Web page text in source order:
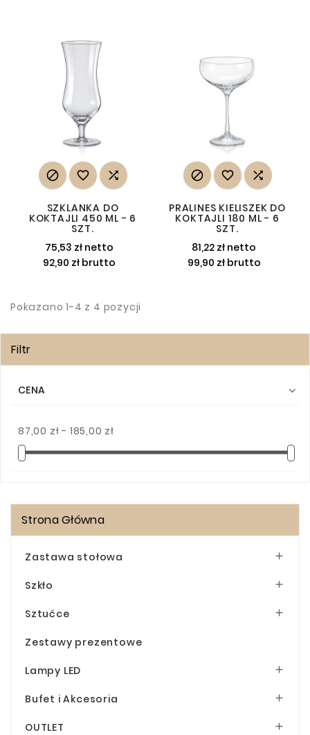
  
SZKLANKA DO
KOKTAJLI 450 ML - 6
SZT.
75,53 zł netto
92,90 zł brutto
  
PRALINES KIELISZEK DO
KOKTAJLI 180 ML - 6
SZT.
81,22 zł netto
99,90 zł brutto
Pokazano 1-4 z 4 pozycji
Filtr
CENA 
87,00 zł - 185,00 zł
Strona Główna
Zastawa stołowa 
Szkło 
Sztućce 
Zestawy prezentowe
Lampy LED 
Bufet i Akcesoria 
OUTLET 